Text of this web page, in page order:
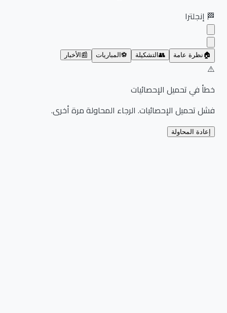
إنجلترا
نظرة عامة 👥 التشكيلة ⚽ المباريات 📰 الأخبار
خطأ في تحميل الإحصائيات
فشل تحميل الإحصائيات. الرجاء المحاولة مرة أخرى.
إعادة المحاولة